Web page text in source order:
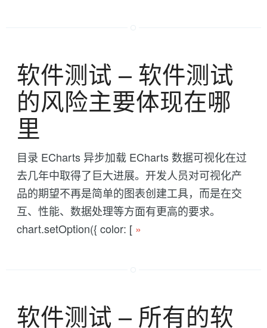
软件测试 -- 软件测试
的风险主要体现在哪
里
目录 ECharts 异步加载 ECharts 数据可视化在过
去几年中取得了巨大进展。开发人员对可视化产
品的期望不再是简单的图表创建工具，而是在交
互、性能、数据处理等方面有更高的要求。
chart.setOption({ color: [ »
软件测试 -- 所有的软